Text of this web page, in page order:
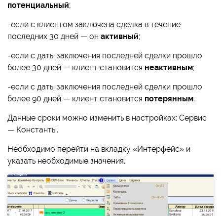
потенциальный;
-если с клиентом заключена сделка в течение
последних 30 дней — он активный;
-если с даты заключения последней сделки прошло
более 30 дней — клиент становится неактивным;
-если с даты заключения последней сделки прошло
более 90 дней — клиент становится потерянным.
Данные сроки можно изменить в настройках: Сервис
— Константы.
Необходимо перейти на вкладку «Интерфейс» и
указать необходимые значения.